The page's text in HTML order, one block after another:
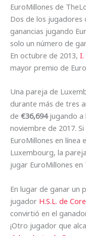
EuroMillones de
Dos de los
ganancias jugando
solo un número de
En octubre de 2013, I.
mayor premio de
Una pareja de
durante más de tres
de €36,694jugando a
noviembre de 2017.
EuroMillones en línea
Luxembourg, la
jugar EuroMillones en
En lugar de ganar un
jugador H.S.L. de
convirtió en el
¡Otro jugador que